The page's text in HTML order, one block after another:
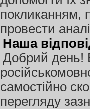
покликанням,
провести
Наша
Добрий день!
самостійно
перегляду